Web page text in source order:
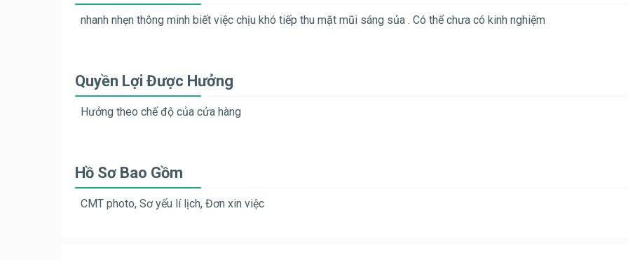
nhanh nhẹn thông minh biết việc chịu khó tiếp thu mặt mũi sáng sủa . Có thể chưa có kinh nghiệm
Quyền Lợi Được Hưởng
Hưởng theo chế độ của cửa hàng
Hồ Sơ Bao Gồm
CMT photo, Sơ yếu lí lịch, Đơn xin việc